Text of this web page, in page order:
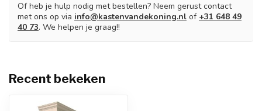
Of heb je hulp nodig met bestellen? Neem gerust contact
met ons op via info@kastenvandekoning.nl of +31 648 49
40 73. We helpen je graag!!
Recent bekeken